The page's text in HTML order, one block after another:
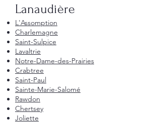
Lanaudière
L'Assomption
Charlemagne
Saint-Sulpice
Lavaltrie
Notre-Dame-des-Prairies
Crabtree
Saint-Paul
Sainte-Marie-Salomé
Rawdon
Chertsey
Joliette